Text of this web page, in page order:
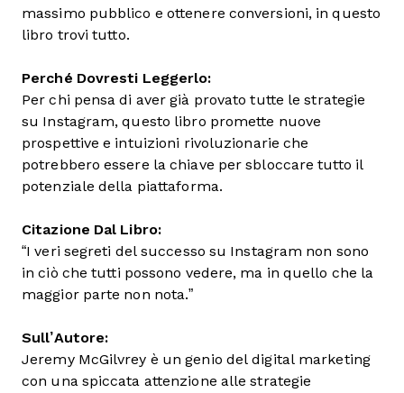
massimo pubblico e ottenere conversioni, in questo
libro trovi tutto.
Perché Dovresti Leggerlo:
Per chi pensa di aver già provato tutte le strategie
su Instagram, questo libro promette nuove
prospettive e intuizioni rivoluzionarie che
potrebbero essere la chiave per sbloccare tutto il
potenziale della piattaforma.
Citazione Dal Libro:
“I veri segreti del successo su Instagram non sono
in ciò che tutti possono vedere, ma in quello che la
maggior parte non nota.”
Sull’Autore:
Jeremy McGilvrey è un genio del digital marketing
con una spiccata attenzione alle strategie